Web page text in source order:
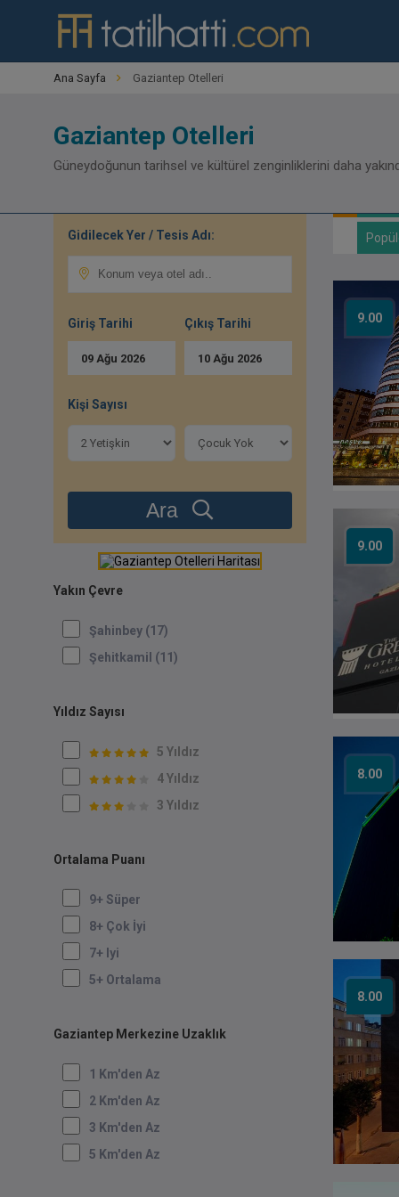
Ana Sayfa Gaziantep Otelleri
Gaziantep Otelleri
Güneydoğunun tarihsel ve kültürel zenginliklerini daha
Gidilecek Yer / Tesis Adı:
Giriş Tarihi
09 Ağu 2026
Çıkış Tarihi
10Ağu 2026
Kişi Sayısı
Ara
Yakın Çevre
Şahinbey (17)
Şehitkamil (11)
Yıldız Sayısı
5 Yıldız
4 Yıldız
3 Yıldız
Ortalama Puanı
9+ Süper
8+ Çok İyi
7+ Iyi
5+ Ortalama
Gaziantep Merkezine Uzaklık
1 Km'den Az
2 Km'den Az
3 Km'den Az
5 Km'den Az
9.00
9.00
8.00
8.00